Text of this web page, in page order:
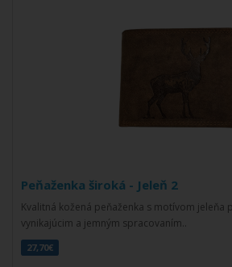
Peňaženka široká - Jeleň 2
Kvalitná kožená peňaženka s motívom jeleňa
vynikajúcim a jemným spracovaním..
27,70€